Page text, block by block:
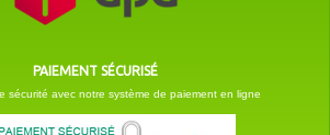
PAIEMENT SÉCURISÉ
sécurité avec notre système de paiement en ligne